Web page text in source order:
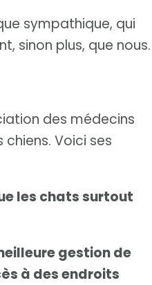
sympathique, qui
sinon plus, que nous.
des médecins
Voici ses
les chats surtout
gestion de
à des endroits